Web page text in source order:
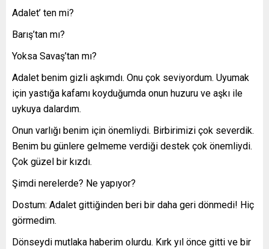
Adalet’ ten mi?
Barış’tan mı?
Yoksa Savaş’tan mı?
Adalet benim gizli aşkımdı. Onu çok seviyordum. Uyumak
için yastığa kafamı koyduğumda onun huzuru ve aşkı ile
uykuya dalardım.
Onun varlığı benim için önemliydi. Birbirimizi çok severdik.
Benim bu günlere gelmeme verdiği destek çok önemliydi.
Çok güzel bir kızdı.
Şimdi nerelerde? Ne yapıyor?
Dostum: Adalet gittiğinden beri bir daha geri dönmedi! Hiç
görmedim.
Dönseydi mutlaka haberim olurdu. Kırk yıl önce gitti ve bir